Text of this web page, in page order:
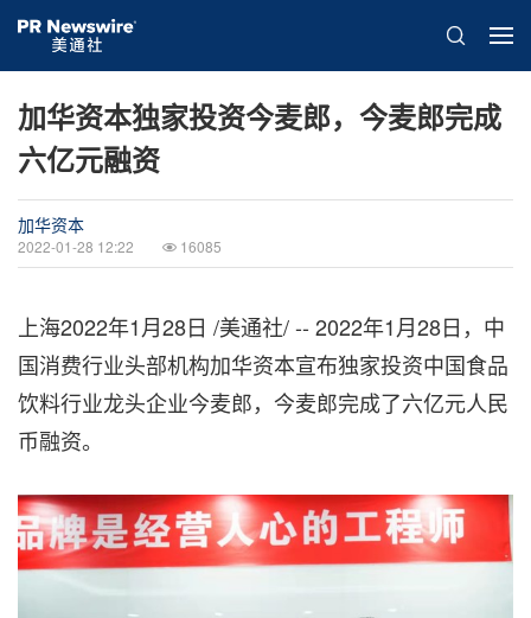
加华资本独家投资今麦郎，今麦郎完成
六亿元融资
加华资本
2022-01-28 12:22 16085
上海2022年1月28日 /美通社/ -- 2022年1月28日，中
国消费行业头部机构加华资本宣布独家投资中国食品
饮料行业龙头企业今麦郎，今麦郎完成了六亿元人民
币融资。